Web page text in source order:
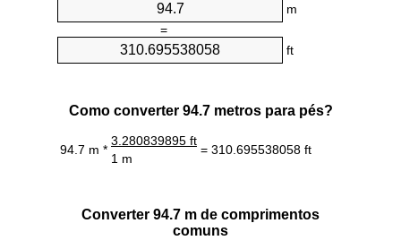
m
=
ft
Como converter 94.7 metros para pés?
94.7 m *
3.280839895 ft
= 310.695538058 ft
1 m
Converter 94.7 m de comprimentos
comuns